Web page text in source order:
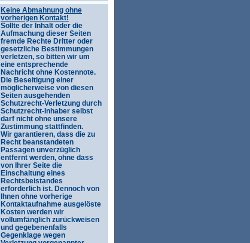
Keine Abmahnung ohne
vorherigen Kontakt!
Sollte der Inhalt oder die
Aufmachung dieser Seiten
fremde Rechte Dritter oder
gesetzliche Bestimmungen
verletzen, so bitten wir um
eine entsprechende
Nachricht ohne Kostennote.
Die Beseitigung einer
möglicherweise von diesen
Seiten ausgehenden
Schutzrecht-Verletzung durch
Schutzrecht-Inhaber selbst
darf nicht ohne unsere
Zustimmung stattfinden.
Wir garantieren, dass die zu
Recht beanstandeten
Passagen unverzüglich
entfernt werden, ohne dass
von Ihrer Seite die
Einschaltung eines
Rechtsbeistandes
erforderlich ist. Dennoch von
Ihnen ohne vorherige
Kontaktaufnahme ausgelöste
Kosten werden wir
vollumfänglich zurückweisen
und gegebenenfalls
Gegenklage wegen